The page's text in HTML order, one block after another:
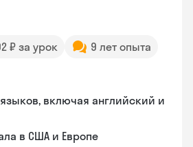
₽ за урок
9 лет опыта
включая английский и
в США и Европе